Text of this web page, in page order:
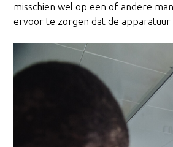
misschien wel op een of andere
ervoor te zorgen dat de apparatuur